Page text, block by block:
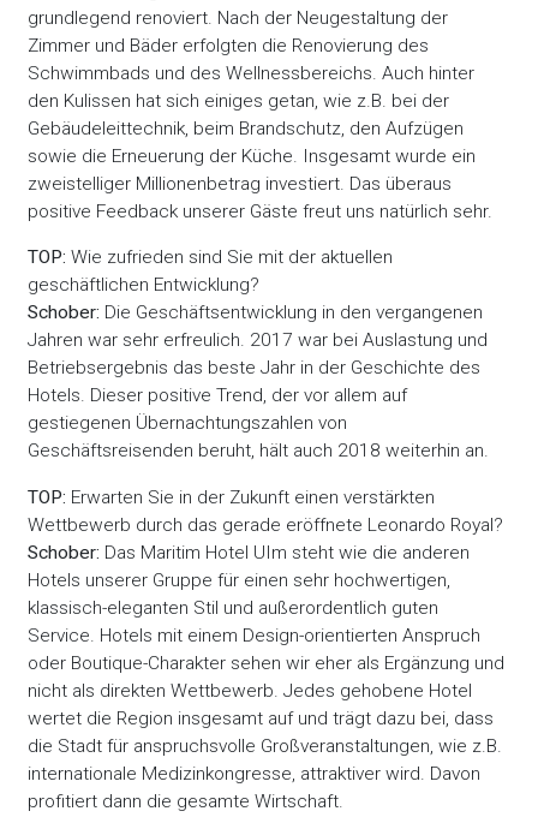
grundlegend renoviert. Nach der Neugestaltung der
Zimmer und Bäder erfolgten die Renovierung des
Schwimmbads und des Wellnessbereichs. Auch hinter
den Kulissen hat sich einiges getan, wie z.B. bei der
Gebäudeleittechnik, beim Brandschutz, den Aufzügen
sowie die Erneuerung der Küche. Insgesamt wurde ein
zweistelliger Millionenbetrag investiert. Das überaus
positive Feedback unserer Gäste freut uns natürlich sehr.
TOP: Wie zufrieden sind Sie mit der aktuellen
geschäftlichen Entwicklung?
Schober: Die Geschäftsentwicklung in den vergangenen
Jahren war sehr erfreulich. 2017 war bei Auslastung und
Betriebsergebnis das beste Jahr in der Geschichte des
Hotels. Dieser positive Trend, der vor allem auf
gestiegenen Übernachtungszahlen von
Geschäftsreisenden beruht, hält auch 2018 weiterhin an.
TOP: Erwarten Sie in der Zukunft einen verstärkten
Wettbewerb durch das gerade eröffnete Leonardo Royal?
Schober: Das Maritim Hotel UIm steht wie die anderen
Hotels unserer Gruppe für einen sehr hochwertigen,
klassisch-eleganten Stil und außerordentlich guten
Service. Hotels mit einem Design-orientierten Anspruch
oder Boutique-Charakter sehen wir eher als Ergänzung und
nicht als direkten Wettbewerb. Jedes gehobene Hotel
wertet die Region insgesamt auf und trägt dazu bei, dass
die Stadt für anspruchsvolle Großveranstaltungen, wie z.B.
internationale Medizinkongresse, attraktiver wird. Davon
profitiert dann die gesamte Wirtschaft.